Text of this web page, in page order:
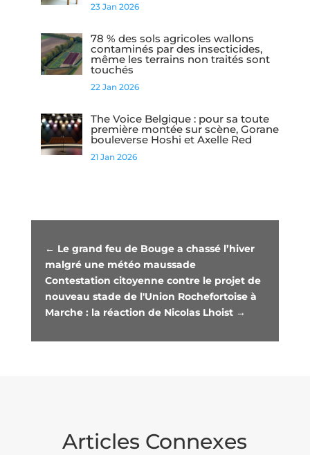
23 Jan 2026
78 % des sols agricoles wallons
contaminés par des insecticides,
même les terrains non traités sont
touchés
22 Jan 2026
The Voice Belgique : pour sa toute
première montée sur scène, Gorane
bouleverse Hoshi et Axelle Red
21 Jan 2026
← Le grand feu de Bouge a chassé l’hiver
malgré une météo maussade
Contestation citoyenne contre le projet de
nouveau stade de l'Union Rochefortoise à
Marche : la réaction de Nicolas Lhoist→
Articles Connexes